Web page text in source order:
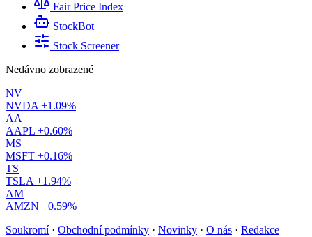
Fair Price Index
StockBot
Stock Screener
Nedávno zobrazené
NV
NVDA +1.09%
AA
AAPL +0.60%
MS
MSFT +0.16%
TS
TSLA +1.94%
AM
AMZN +0.59%
Soukromí · Obchodní podmínky · Novinky · O nás · Redakce